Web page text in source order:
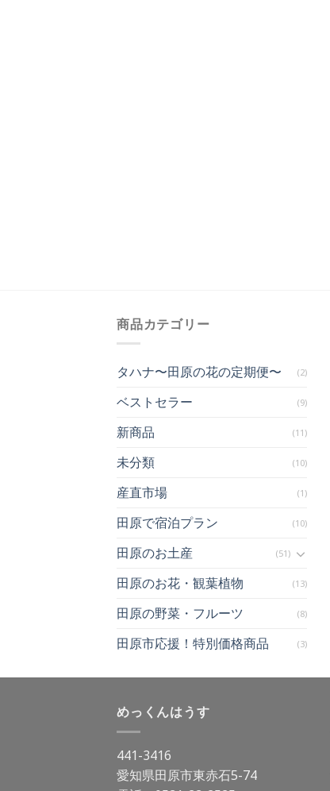
商品カテゴリー
タハナ〜田原の花の定期便〜 (2)
ベストセラー (9)
新商品 (11)
未分類 (10)
産直市場 (1)
田原で宿泊プラン (10)
田原のお土産 (51)
田原のお花・観葉植物 (13)
田原の野菜・フルーツ (8)
田原市応援！特別価格商品 (3)
めっくんはうす
441-3416
愛知県田原市東赤石5-74